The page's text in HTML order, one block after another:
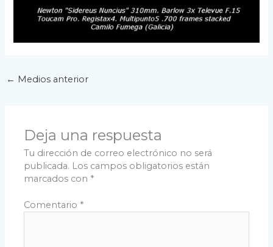
← Medios anterior
Deja una respuesta
Tu dirección de correo electrónico no será
publicada. Los campos obligatorios están
marcados con *
Comentario *